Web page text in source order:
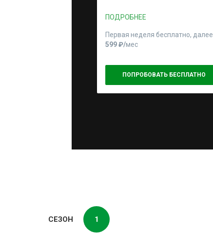
ПОДРОБНЕЕ
Первая неделя бесплатно, далее
599 ₽⁠/⁠мес
ПОПРОБОВАТЬ БЕСПЛАТНО
СЕЗОН 1